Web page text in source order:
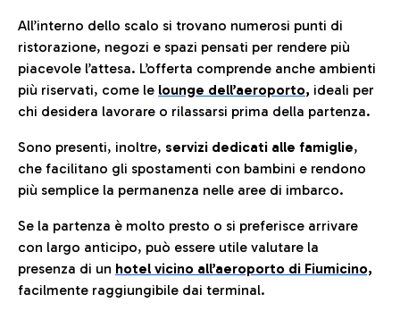
All’interno dello scalo si trovano numerosi punti di
ristorazione, negozi e spazi pensati per rendere più
piacevole l’attesa. L’offerta comprende anche ambienti
più riservati, come le lounge dell’aeroporto, ideali per
chi desidera lavorare o rilassarsi prima della partenza.
Sono presenti, inoltre, servizi dedicati alle famiglie,
che facilitano gli spostamenti con bambini e rendono
più semplice la permanenza nelle aree di imbarco.
Se la partenza è molto presto o si preferisce arrivare
con largo anticipo, può essere utile valutare la
presenza di un hotel vicino all’aeroporto di Fiumicino,
facilmente raggiungibile dai terminal.